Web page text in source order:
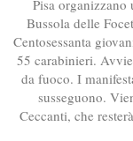
Pisa organizzano
Bussola delle
Centosessanta
55 carabinieri.
da fuoco. I
susseguono.
Ceccanti, che